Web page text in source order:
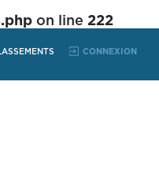
on line 222
CONNEXION